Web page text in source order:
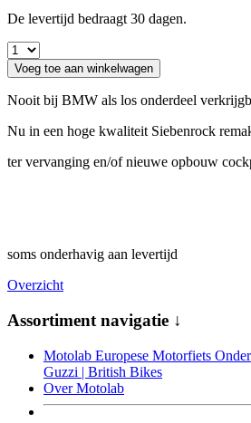
De levertijd bedraagt 30 dagen.
Voeg toe aan winkelwagen
Nooit bij BMW als los onderdeel
Nu in een hoge kwaliteit Siebenrock
ter vervanging en/of nieuwe opbouw
soms onderhavig aan levertijd
Overzicht
Assortiment navigatie ↓
Motolab Europese Motorfiets
Guzzi | British Bikes
Over Motolab